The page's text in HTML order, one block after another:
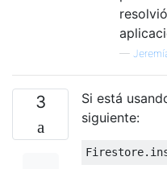
—
3
Si está
siguiente: